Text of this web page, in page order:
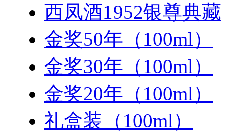
西凤酒1952银尊典藏
金奖50年（100ml）
金奖30年（100ml）
金奖20年（100ml）
礼盒装（100ml）